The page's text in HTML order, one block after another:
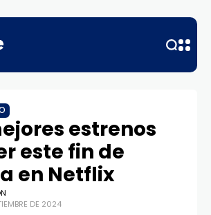
estrenos
este fin de
en Netflix
DE 2024